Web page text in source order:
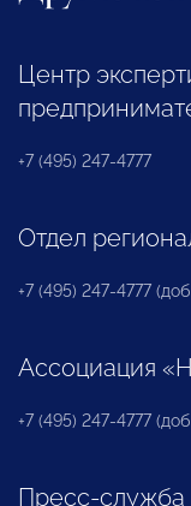
Центр
+7 (495) 247-4777
Отдел
+7 (495) 247-4777
Ассоциация
+7 (495) 247-4777
Пресс-служба